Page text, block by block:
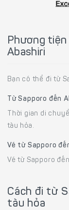
Phương tiện
Abashiri
Bạn có thể đi từ
Từ Sapporo đến
Thời gian di
tàu hỏa.
Vé từ Sapporo
Vé từ Sapporo
Cách đi từ
tàu hỏa